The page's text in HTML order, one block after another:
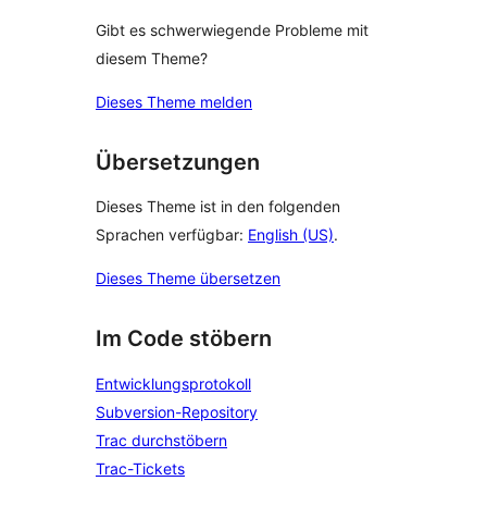
Gibt es schwerwiegende Probleme mit
diesem Theme?
Dieses Theme melden
Übersetzungen
Dieses Theme ist in den folgenden
Sprachen verfügbar: English (US).
Dieses Theme übersetzen
Im Code stöbern
Entwicklungsprotokoll
Subversion-Repository
Trac durchstöbern
Trac-Tickets